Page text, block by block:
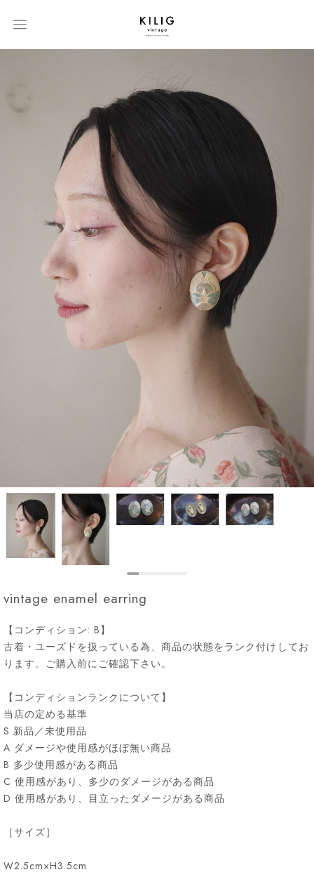
vintage enamel earring
【コンディション: B】
古着・ユーズドを扱っている為、商品の状態をランク付けしてお
ります。ご購入前にご確認下さい。
【コンディションランクについて】
当店の定める基準
S 新品／未使用品
A ダメージや使用感がほぼ無い商品
B 多少使用感がある商品
C 使用感があり、多少のダメージがある商品
D 使用感があり、目立ったダメージがある商品
［サイズ］
W2.5cm×H3.5cm